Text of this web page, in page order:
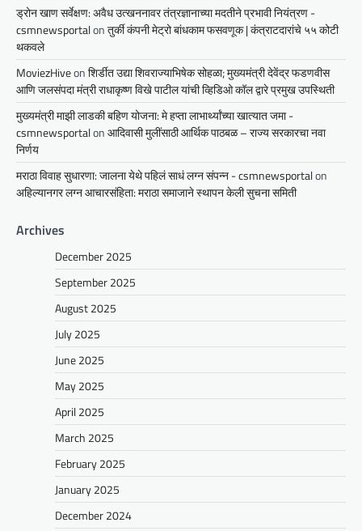
ड्रोन खाण सर्वेक्षण: अवैध उत्खननावर तंत्रज्ञानाच्या मदतीने प्रभावी नियंत्रण -
csmnewsportalonतुर्की कंपनी मेट्रो बांधकाम फसवणूक | कंत्राटदारांचे ५५ कोटी
थकवले
MoviezHiveonशिर्डीत उद्या शिवराज्याभिषेक सोहळा; मुख्यमंत्री देवेंद्र फडणवीस
आणि जलसंपदा मंत्री राधाकृष्ण विखे पाटील यांची व्हिडिओ कॉल द्वारे प्रमुख उपस्थिती
मुख्यमंत्री माझी लाडकी बहिण योजना: मे हप्ता लाभार्थ्यांच्या खात्यात जमा -
csmnewsportalonआदिवासी मुलींसाठी आर्थिक पाठबळ – राज्य सरकारचा नवा
निर्णय
मराठा विवाह सुधारणा: जालना येथे पहिलं साधं लग्न संपन्न - csmnewsportalon
अहिल्यानगर लग्न आचारसंहिता: मराठा समाजाने स्थापन केली सुचना समिती
Archives
December 2025
September 2025
August 2025
July 2025
June 2025
May 2025
April 2025
March 2025
February 2025
January 2025
December 2024